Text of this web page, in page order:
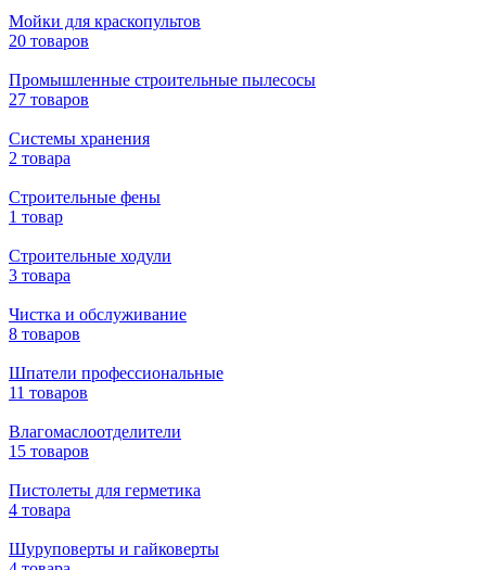
Мойки для краскопультов
20 товаров
Промышленные строительные пылесосы
27 товаров
Системы хранения
2 товара
Строительные фены
1 товар
Строительные ходули
3 товара
Чистка и обслуживание
8 товаров
Шпатели профессиональные
11 товаров
Влагомаслоотделители
15 товаров
Пистолеты для герметика
4 товара
Шуруповерты и гайковерты